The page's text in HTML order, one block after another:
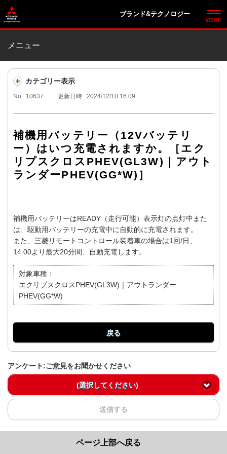
ブランド&テクノロジー
メニュー
カテゴリー表示
No : 10637 更新日時 : 2024/12/10 16:09
補機用バッテリー（12Vバッテリ
ー）はいつ充電されますか。［エク
リプスクロスPHEV(GL3W)｜アウト
ランダーPHEV(GG*W)］
補機用バッテリーはREADY（走行可能）表示灯の点灯中また
は、駆動用バッテリーの充電中に自動的に充電されます。
また、三菱リモートコントロール装着車の場合は1回/日、
14:00より最大20分間、自動充電します。
対象車種：
エクリプスクロスPHEV(GL3W)｜アウトランダー
PHEV(GG*W)
戻る
アンケート:ご意見をお聞かせください
(選択してください)
送信する
ページ上部へ戻る